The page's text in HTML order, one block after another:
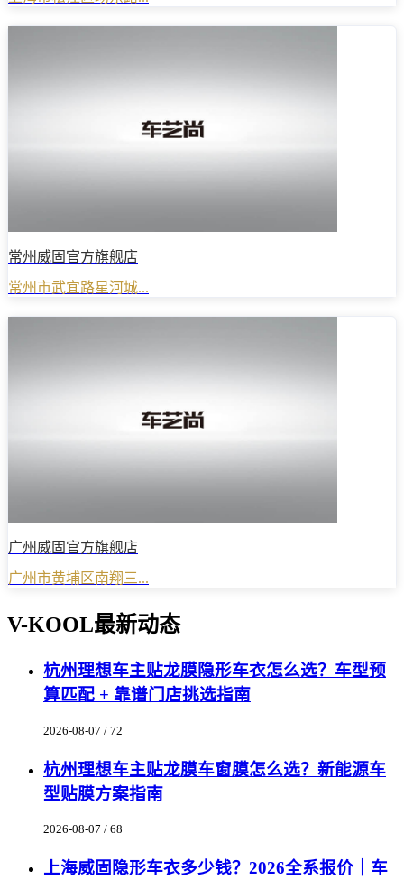
常州威固官方旗舰店
常州市武宜路星河城...
广州威固官方旗舰店
广州市黄埔区南翔三...
V-KOOL最新动态
杭州理想车主贴龙膜隐形车衣怎么选？车型预
算匹配 + 靠谱门店挑选指南
2026-08-07 / 72
杭州理想车主贴龙膜车窗膜怎么选？新能源车
型贴膜方案指南
2026-08-07 / 68
上海威固隐形车衣多少钱？2026全系报价｜车